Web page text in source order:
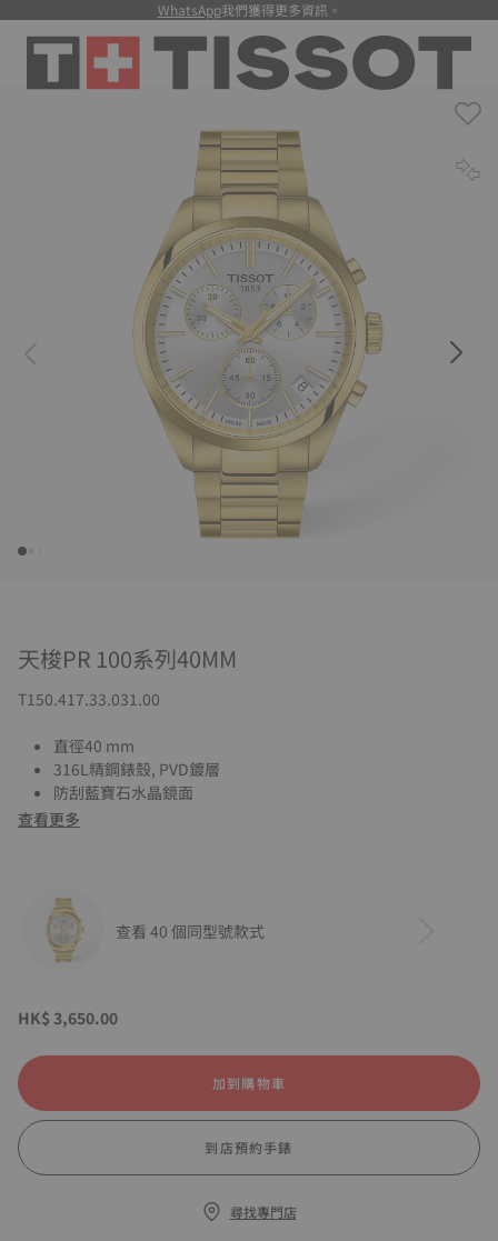
WhatsApp我們獲得更多資訊。
天梭PR 100系列40MM
T150.417.33.031.00
直徑40 mm
316L精鋼錶殼, PVD鍍層
防刮藍寶石水晶鏡面
查看更多
查看 40 個同型號款式
HK$ 3,650.00
加到購物車
到店預約手錶
尋找專門店